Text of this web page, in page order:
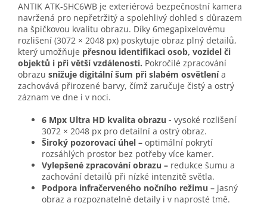
ANTIK ATK-SHC6WB je exteriérová bezpečnostní kamera
navržená pro nepřetržitý a spolehlivý dohled s důrazem
na špičkovou kvalitu obrazu. Díky 6megapixelovému
rozlišení (3072 × 2048 px) poskytuje obraz plný detailů,
který umožňuje přesnou identifikaci osob, vozidel či
objektů i při větší vzdálenosti. Pokročilé zpracování
obrazu snižuje digitální šum při slabém osvětlení a
zachovává přirozené barvy, čímž zaručuje čistý a ostrý
záznam ve dne i v noci.
6 Mpx Ultra HD kvalita obrazu - vysoké rozlišení
3072 × 2048 px pro detailní a ostrý obraz.
Široký pozorovací úhel – optimální pokrytí
rozsáhlých prostor bez potřeby více kamer.
Vylepšené zpracování obrazu – redukce šumu a
zachování detailů při nízké intenzitě světla.
Podpora infračerveného nočního režimu – jasný
obraz a rozpoznatelné detaily i v naprosté tmě.